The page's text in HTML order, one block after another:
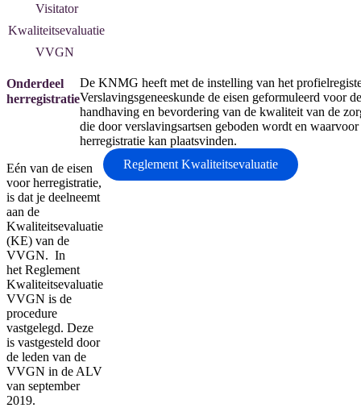
Visitator
Kwaliteitsevaluatie
VVGN
Onderdeel
herregistratie
De KNMG heeft met de instelling van het
Verslavingsgeneeskunde de eisen geformuleerd voor de
handhaving en bevordering van de kwaliteit van de
die door verslavingsartsen geboden wordt en waarvoor
herregistratie kan plaatsvinden.
Eén van de eisen
voor herregistratie,
is dat je deelneemt
aan de
Kwaliteitsevaluatie
(KE) van de
VVGN. In
het Reglement
Kwaliteitsevaluatie
VVGN is de
procedure
vastgelegd. Deze
is vastgesteld door
de leden van de
VVGN in de ALV
van september
2019.
Reglement Kwaliteitsevaluatie